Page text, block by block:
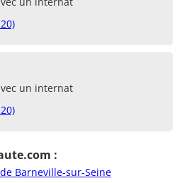
un internat
:
Barneville-sur-Seine